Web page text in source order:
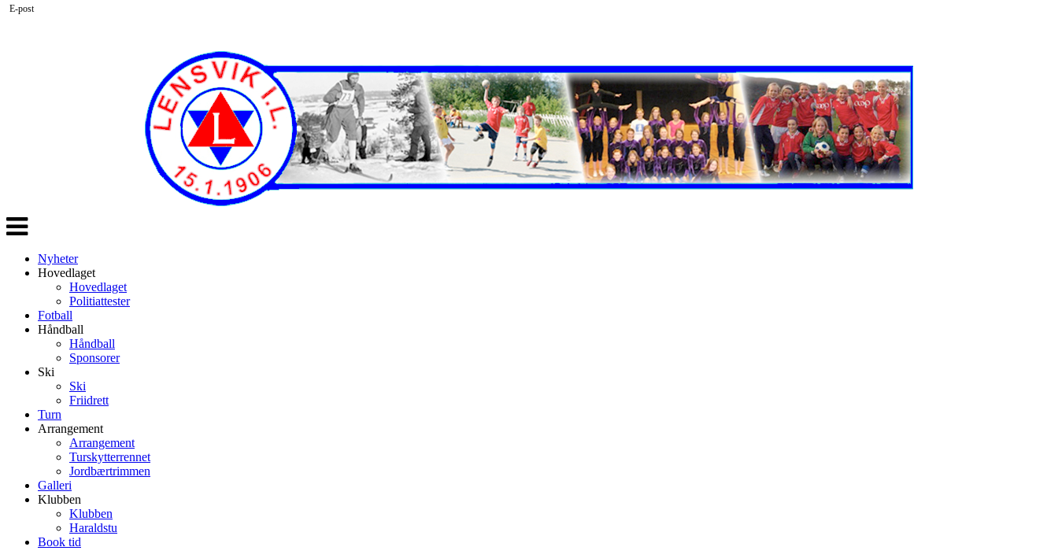
Veksle
navigasjon
Nyheter
Hovedlaget
Hovedlaget
Politiattester
Fotball
Håndball
Håndball
Sponsorer
Ski
Ski
Friidrett
Turn
Arrangement
Arrangement
Turskytterrennet
Jordbærtrimmen
Galleri
Klubben
Klubben
Haraldstu
Book tid
E-post